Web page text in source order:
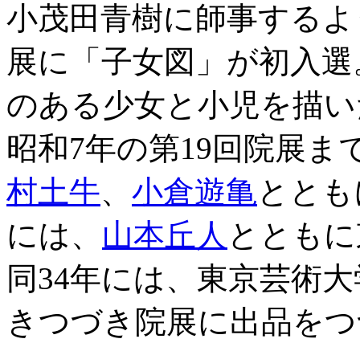
小茂田青樹に師事する
展に「子女図」が初入
のある少女と小児を描
昭和7年の第19回院展ま
村土牛、 小倉遊亀とと
には、 山本丘人 ととも
同34年には、東京芸術
きつづき院展に出品を